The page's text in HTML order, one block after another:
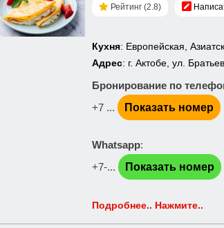
Рейтинг (2.8)
Кухня: Европейская,
Адрес: г. Актобе, ул.
Бронирование по
+7 ...
Показать номер
Whatsapp:
+7-...
Показать номер
Подробнее.. Нажмите..